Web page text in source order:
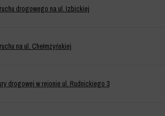
drogowego na ul. Izbickiej
na ul. Chełmżyńskiej
drogowej w rejonie ul. Rudnickiego 3